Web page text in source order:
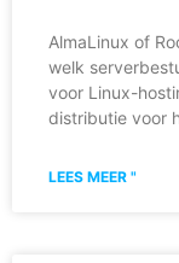
AlmaLinux of
welk
voor Linux-
distributie voor
LEES MEER "